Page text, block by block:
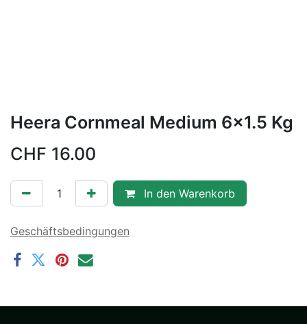
Heera Cornmeal Medium 6x1.5 Kg
CHF 16.00
In den Warenkorb
Geschäftsbedingungen